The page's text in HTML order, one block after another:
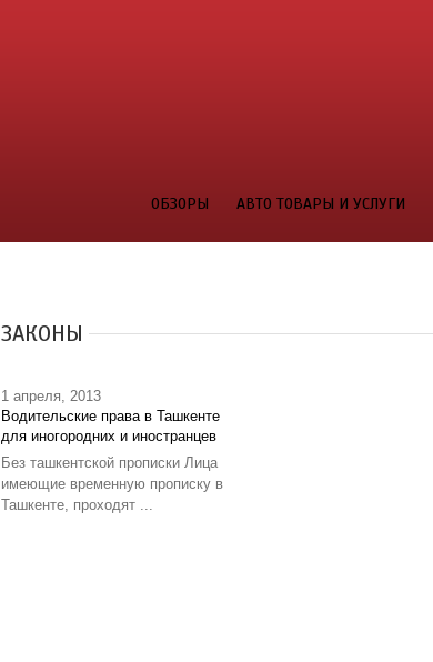
ОБЗОРЫ АВТО ТОВАРЫ И УСЛУГИ
ЗАКОНЫ
1 апреля, 2013
Водительские права в Ташкенте
для иногородних и иностранцев
Без ташкентской прописки Лица
имеющие временную прописку в
Ташкенте, проходят ...